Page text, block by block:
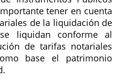
tener en cuenta
de la liquidación de
liquidan conforme al
de tarifas notariales
base el patrimonio